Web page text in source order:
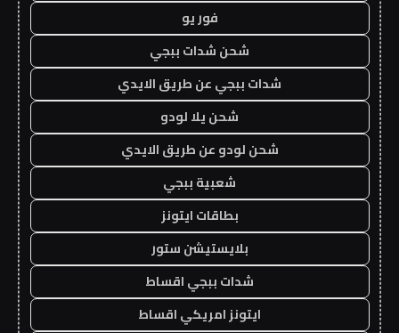
فور يو
شحن شدات ببجي
شدات ببجي عن طريق الايدي
شحن يلا لودو
شحن لودو عن طريق الايدي
شعبية ببجي
بطاقات ايتونز
بلايستيشن ستور
شدات ببجي اقساط
ايتونز امريكي اقساط